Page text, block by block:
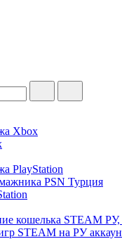
Xbox
PlayStation
PSN Турция
кошелька STEAM
STEAM на РУ